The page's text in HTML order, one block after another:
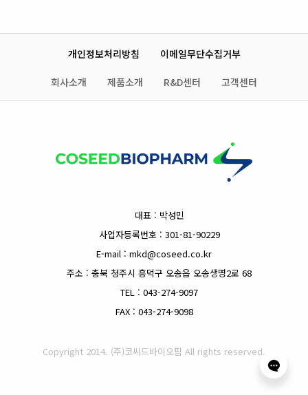
개인정보처리방침 이메일무단수집거부
회사소개 제품소개 R&D센터 고객센터
대표 : 박성민
사업자등록번호 : 301-81-90229
E-mail : mkd@coseed.co.kr
주소 : 충북 청주시 흥덕구 오송읍 오송생명2로 68
TEL : 043-274-9097
FAX : 043-274-9098
Copyright 2014. (주)코씨드바이오팜 All rights reserved.